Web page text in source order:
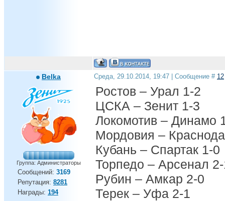
Belka
Группа: Администраторы
Сообщений: 3169
Репутация: 8281
Награды: 194
Среда, 29.10.2014, 19:47 | Сообщение # 12
Ростов – Урал 1-2
ЦСКА – Зенит 1-3
Локомотив – Динамо
Мордовия –
Кубань – Спартак 1-0
Торпедо – Арсенал
Рубин – Амкар 2-0
Терек – Уфа 2-1